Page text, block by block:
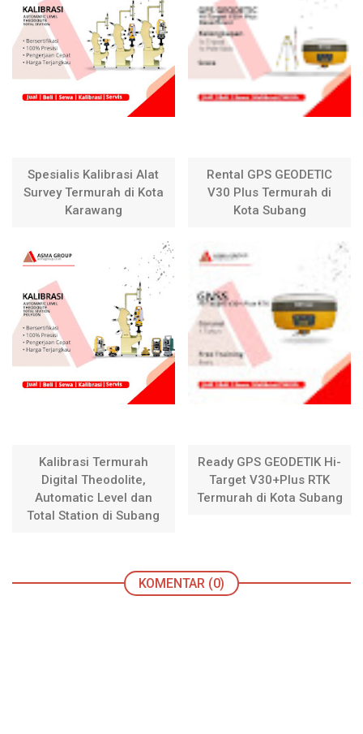
Spesialis Kalibrasi Alat
Survey Termurah di Kota
Karawang
Rental GPS GEODETIC
V30 Plus Termurah di
Kota Subang
Kalibrasi Termurah
Digital Theodolite,
Automatic Level dan
Total Station di Subang
Ready GPS GEODETIK Hi-
Target V30+Plus RTK
Termurah di Kota Subang
KOMENTAR (0)